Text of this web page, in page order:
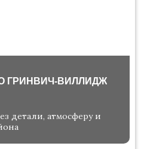
ГРИНВИЧ-ВИЛЛИДЖ
детали, атмосферу и